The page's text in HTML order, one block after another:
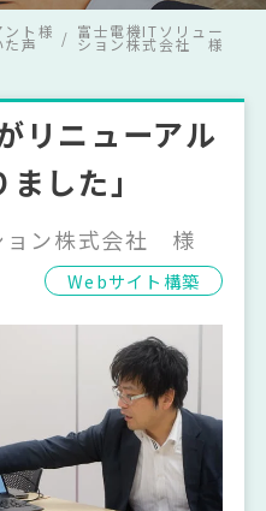
ント様
声
富士電機ITソリュー
ション株式会社 様
リニューアル
した」
ョン株式会社 様
Webサイト構築